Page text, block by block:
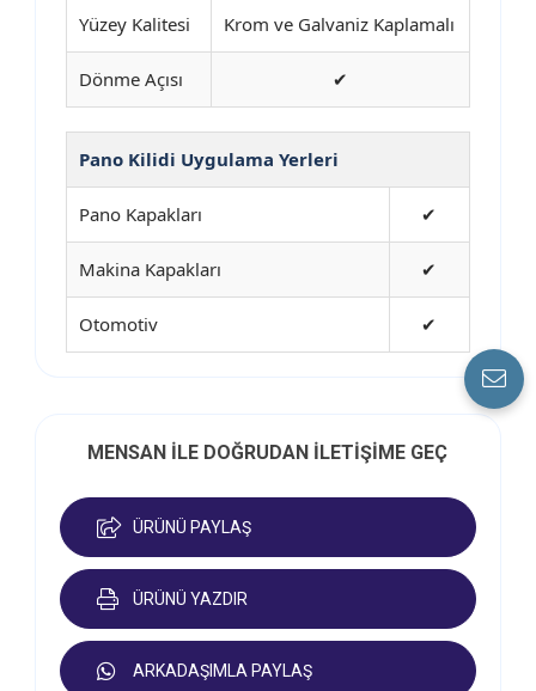
Yüzey Kalitesi Krom ve Galvaniz Kaplamalı
Dönme Açısı ✔
Pano Kilidi Uygulama Yerleri
Pano Kapakları ✔
Makina Kapakları ✔
Otomotiv ✔
MENSAN İLE DOĞRUDAN İLETİŞİME GEÇ
ÜRÜNÜ PAYLAŞ
ÜRÜNÜ YAZDIR
ARKADAŞIMLA PAYLAŞ